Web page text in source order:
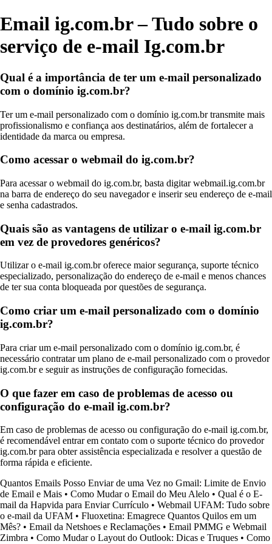
Email ig.com.br – Tudo sobre o
serviço de e-mail Ig.com.br
Qual é a importância de ter um e-mail personalizado
com o domínio ig.com.br?
Ter um e-mail personalizado com o domínio ig.com.br transmite mais
profissionalismo e confiança aos destinatários, além de fortalecer a
identidade da marca ou empresa.
Como acessar o webmail do ig.com.br?
Para acessar o webmail do ig.com.br, basta digitar webmail.ig.com.br
na barra de endereço do seu navegador e inserir seu endereço de e-mail
e senha cadastrados.
Quais são as vantagens de utilizar o e-mail ig.com.br
em vez de provedores genéricos?
Utilizar o e-mail ig.com.br oferece maior segurança, suporte técnico
especializado, personalização do endereço de e-mail e menos chances
de ter sua conta bloqueada por questões de segurança.
Como criar um e-mail personalizado com o domínio
ig.com.br?
Para criar um e-mail personalizado com o domínio ig.com.br, é
necessário contratar um plano de e-mail personalizado com o provedor
ig.com.br e seguir as instruções de configuração fornecidas.
O que fazer em caso de problemas de acesso ou
configuração do e-mail ig.com.br?
Em caso de problemas de acesso ou configuração do e-mail ig.com.br,
é recomendável entrar em contato com o suporte técnico do provedor
ig.com.br para obter assistência especializada e resolver a questão de
forma rápida e eficiente.
Quantos Emails Posso Enviar de uma Vez no Gmail: Limite de Envio
de Email e Mais • Como Mudar o Email do Meu Alelo • Qual é o E-
mail da Hapvida para Enviar Currículo • Webmail UFAM: Tudo sobre
o e-mail da UFAM • Fluoxetina: Emagrece Quantos Quilos em um
Mês? • Email da Netshoes e Reclamações • Email PMMG e Webmail
Zimbra • Como Mudar o Layout do Outlook: Dicas e Truques • Como